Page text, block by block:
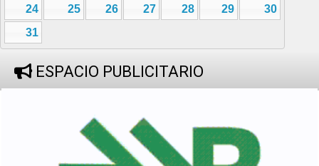
24
25 26 27 28 29
30
31
ESPACIO PUBLICITARIO